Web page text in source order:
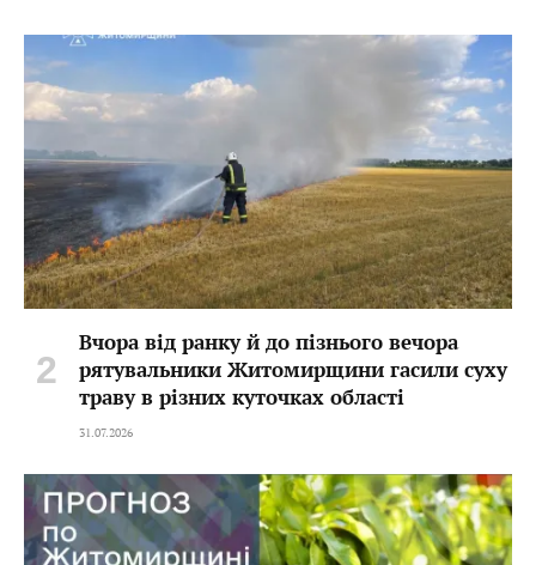
Вчора від ранку й до пізнього вечора
рятувальники Житомирщини гасили суху
траву в різних куточках області
31.07.2026